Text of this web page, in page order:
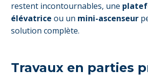
restent incontournables, une
élévatrice ou un mini-ascenseur
solution complète.
Travaux en parties